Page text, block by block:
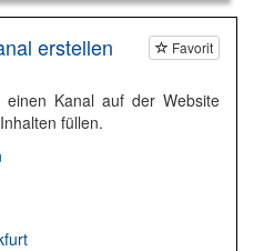
Favorit
erstellen
Kanal auf der Website
füllen.